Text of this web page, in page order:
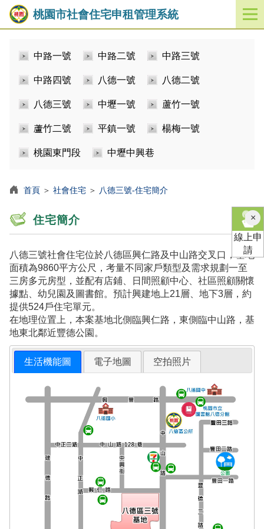
桃園市社會住宅申租管理系統
開
啟
中路一號 中路二號 中路三號
中路四號 八德一號 八德二號
八德三號 中壢一號 蘆竹一號
蘆竹二號 平鎮一號 楊梅一號
桃園東門段 中壢中興巷
首頁 ＞ 社會住宅 ＞ 八德三號-住宅簡介
住宅簡介
八德三號社會住宅位於八德區興仁路及中山路交叉口，基地
面積為9860平方公尺，考量不同家戶類型及需求規劃一至
三房多元房型，並配有店鋪、日間照顧中心、社區照顧關懷
據點、幼兒園及圖書館。預計興建地上21層、地下3層，約
提供524戶住宅單元。
在地理位置上，本案基地北側臨興仁路，東側臨中山路，基
地東北鄰近豐德公園。
生活機能圖 電子地圖 空拍照片
×關
閉
線上申
請